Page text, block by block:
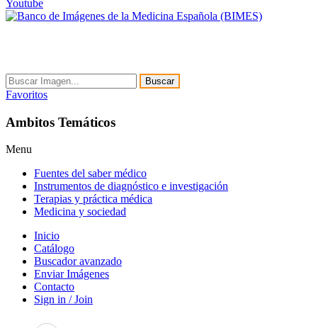
Youtube
Buscar
Favoritos
Ambitos Temáticos
Menu
Fuentes del saber médico
Instrumentos de diagnóstico e investigación
Terapias y práctica médica
Medicina y sociedad
Inicio
Catálogo
Buscador avanzado
Enviar Imágenes
Contacto
Sign in / Join